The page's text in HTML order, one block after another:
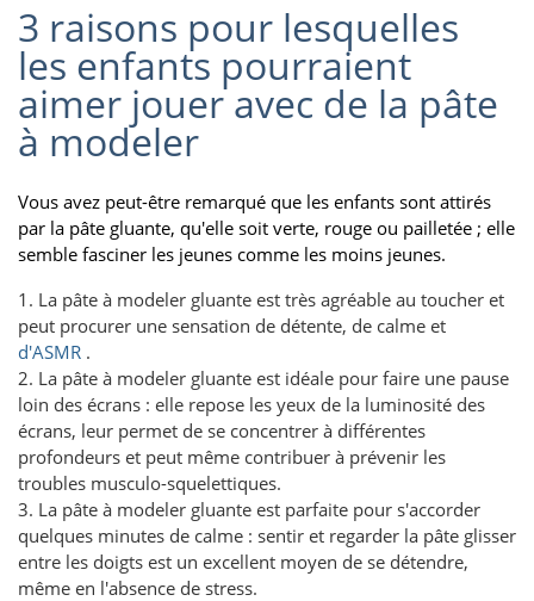
3 raisons pour lesquelles
les enfants pourraient
aimer jouer avec de la pâte
à modeler
Vous avez peut-être remarqué que les enfants sont attirés
par la pâte gluante, qu'elle soit verte, rouge ou pailletée ; elle
semble fasciner les jeunes comme les moins jeunes.
1. La pâte à modeler gluante est très agréable au toucher et
peut procurer une sensation de détente, de calme et
d'ASMR .
2. La pâte à modeler gluante est idéale pour faire une pause
loin des écrans : elle repose les yeux de la luminosité des
écrans, leur permet de se concentrer à différentes
profondeurs et peut même contribuer à prévenir les
troubles musculo-squelettiques.
3. La pâte à modeler gluante est parfaite pour s'accorder
quelques minutes de calme : sentir et regarder la pâte glisser
entre les doigts est un excellent moyen de se détendre,
même en l'absence de stress.